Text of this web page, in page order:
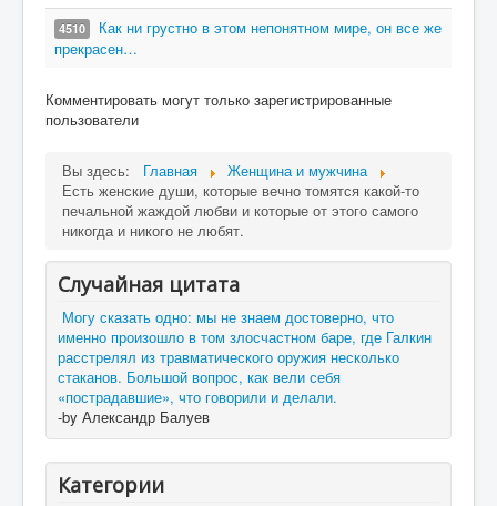
4510
Как ни грустно в этом непонятном мире, он все же
прекрасен…
Комментировать могут только зарегистрированные
пользователи
Вы здесь: Главная
Женщина и мужчина
Есть женские души, которые вечно томятся какой-то
печальной жаждой любви и которые от этого самого
никогда и никого не любят.
Случайная цитата
Могу сказать одно: мы не знаем достоверно, что
именно произошло в том злосчастном баре, где Галкин
расстрелял из травматического оружия несколько
стаканов. Большой вопрос, как вели себя
«пострадавшие», что говорили и делали.
-by Александр Балуев
Категории